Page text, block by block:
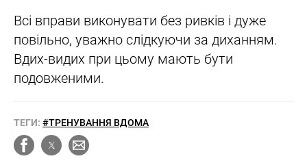
Всі вправи виконувати без ривків і дуже
повільно, уважно слідкуючи за диханням.
Вдих-видих при цьому мають бути
подовженими.
ТЕГИ: #ТРЕНУВАННЯ ВДОМА